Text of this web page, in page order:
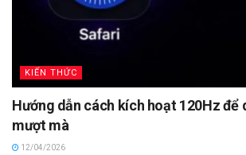
KIẾN THỨC
Hướng dẫn cách kích hoạt 120Hz để
mượt mà
12/04/2026